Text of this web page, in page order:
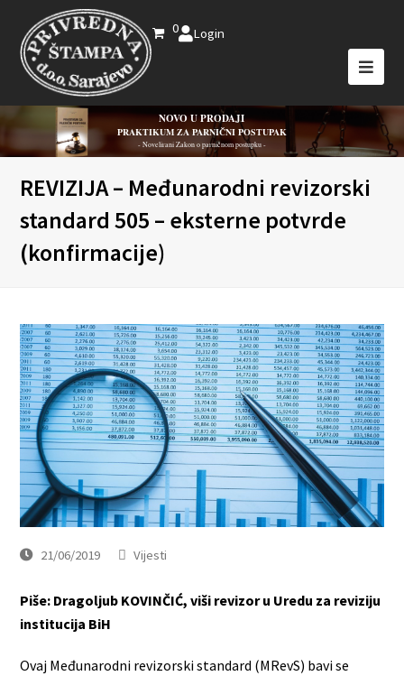
0 Login
NOVO U PRODAJI
PRAKTIKUM ZA PARNIČNI POSTUPAK
- Novelirani Zakon o parničnom postupku -
REVIZIJA – Međunarodni revizorski
standard 505 – eksterne potvrde
(konfirmacije)
21/06/2019 Vijesti
Piše: Dragoljub KOVINČIĆ, viši revizor u Uredu za reviziju
institucija BiH
Ovaj Međunarodni revizorski standard (MRevS) bavi se